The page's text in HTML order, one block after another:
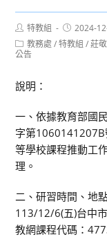
Post
author:
特教組
Post
published:
2024-
Post
category:
教務處 / 特教組 / 莊
公告
說明：
一、依據教育部國
字第1060141207B
等學校課程推動工
理。
二、研習時間、地
113/12/6(五)台中
教網課程代碼：